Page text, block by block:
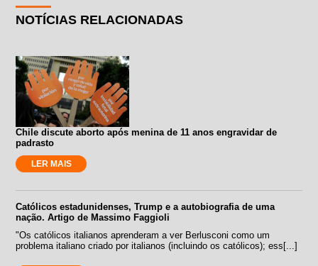
NOTÍCIAS RELACIONADAS
Chile discute aborto após menina de 11 anos engravidar de
padrasto
LER MAIS
Católicos estadunidenses, Trump e a autobiografia de uma
nação. Artigo de Massimo Faggioli
"Os católicos italianos aprenderam a ver Berlusconi como um
problema italiano criado por italianos (incluindo os católicos); ess[...]